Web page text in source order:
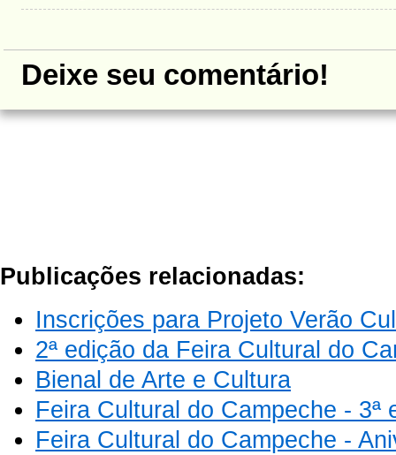
Deixe seu comentário!
Publicações relacionadas:
Inscrições para Projeto Verão
2ª edição da Feira Cultural do
Bienal de Arte e Cultura
Feira Cultural do Campeche - 3ª
Feira Cultural do Campeche -